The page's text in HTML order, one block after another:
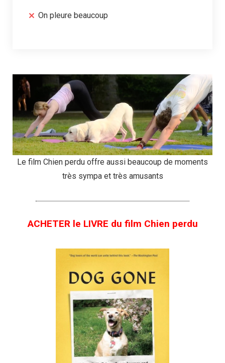
On pleure beaucoup
Le film Chien perdu offre aussi beaucoup de moments
très sympa et très amusants
ACHETER le LIVRE du film Chien perdu